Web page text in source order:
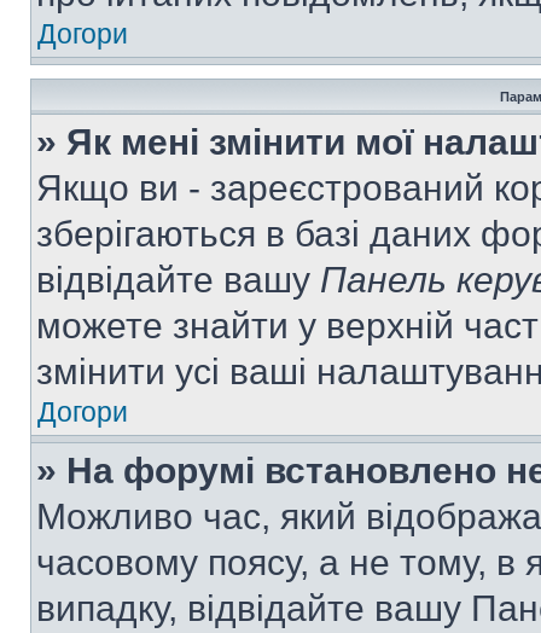
Догори
» Як мені змінити мої
Якщо ви - зареєстрований
зберігаються в базі даних
відвідайте вашу Панель
можете знайти у верхній
змінити усі ваші
Догори
» На форумі встановлено
Можливо час, який
часовому поясу, а не тому, в
випадку, відвідайте вашу